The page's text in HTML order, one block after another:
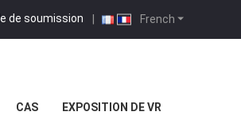
French
de soumission |
CAS EXPOSITION DE VR